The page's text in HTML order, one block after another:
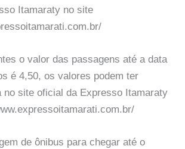
Itamaraty no site
o valor das passagens até a data
é 4,50, os valores podem ter
no site oficial da Expresso Itamaraty
de ônibus para chegar até o